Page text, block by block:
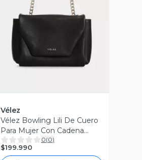
Vista Previa
Vélez
Vélez Bowling Lili De Cuero
Para Mujer Con Cadena
Negro
0(0)
$199.990